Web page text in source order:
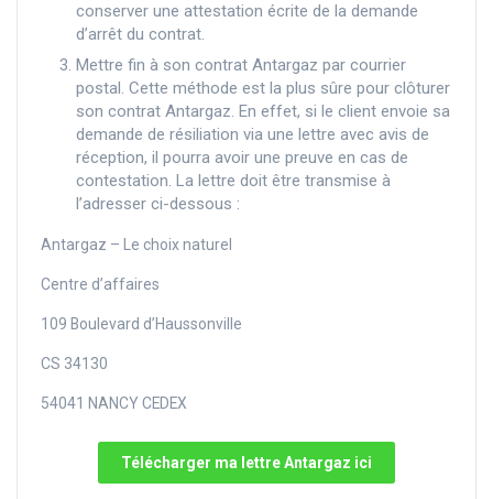
conserver une attestation écrite de la demande
d’arrêt du contrat.
Mettre fin à son contrat Antargaz par courrier
postal. Cette méthode est la plus sûre pour clôturer
son contrat Antargaz. En effet, si le client envoie sa
demande de résiliation via une lettre avec avis de
réception, il pourra avoir une preuve en cas de
contestation. La lettre doit être transmise à
l’adresser ci-dessous :
Antargaz – Le choix naturel
Centre d’affaires
109 Boulevard d’Haussonville
CS 34130
54041 NANCY CEDEX
Télécharger ma lettre Antargaz ici